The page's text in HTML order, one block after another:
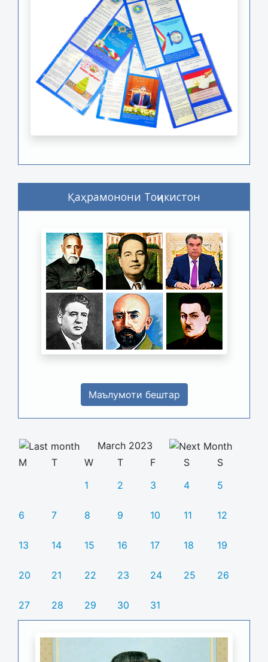
Қаҳрамонони Тоҷикистон
Маълумоти бештар
March 2023
M
T W T F S
S
1
2 3 4 5
6 7 8 9 10 11 12
13 14 15 16 17 18 19
20 21 22 23 24 25 26
27 28 29 30 31